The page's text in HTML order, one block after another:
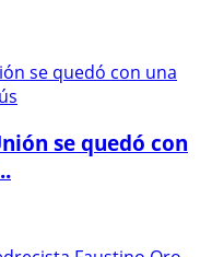
se quedó con